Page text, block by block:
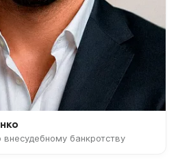
банкротству